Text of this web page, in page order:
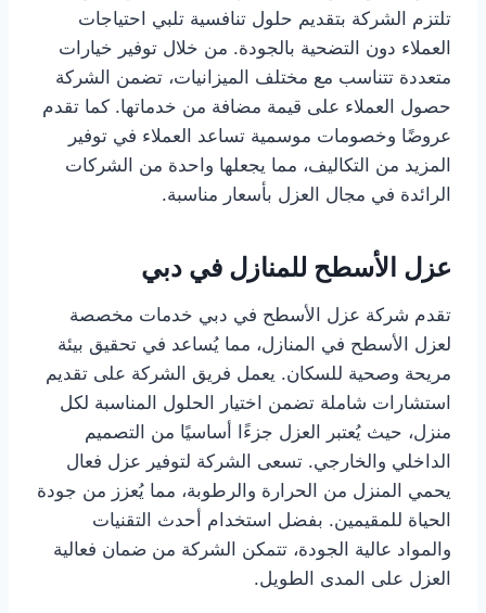
تلتزم الشركة بتقديم حلول تنافسية تلبي احتياجات
العملاء دون التضحية بالجودة. من خلال توفير خيارات
متعددة تتناسب مع مختلف الميزانيات، تضمن الشركة
حصول العملاء على قيمة مضافة من خدماتها. كما تقدم
عروضًا وخصومات موسمية تساعد العملاء في توفير
المزيد من التكاليف، مما يجعلها واحدة من الشركات
الرائدة في مجال العزل بأسعار مناسبة.
عزل الأسطح للمنازل في دبي
تقدم شركة عزل الأسطح في دبي خدمات مخصصة
لعزل الأسطح في المنازل، مما يُساعد في تحقيق بيئة
مريحة وصحية للسكان. يعمل فريق الشركة على تقديم
استشارات شاملة تضمن اختيار الحلول المناسبة لكل
منزل، حيث يُعتبر العزل جزءًا أساسيًا من التصميم
الداخلي والخارجي. تسعى الشركة لتوفير عزل فعال
يحمي المنزل من الحرارة والرطوبة، مما يُعزز من جودة
الحياة للمقيمين. بفضل استخدام أحدث التقنيات
والمواد عالية الجودة، تتمكن الشركة من ضمان فعالية
العزل على المدى الطويل.